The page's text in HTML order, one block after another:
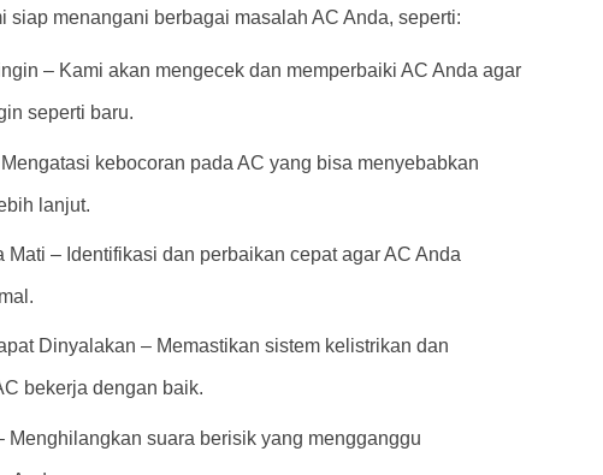
siap menangani berbagai masalah AC Anda, seperti:
– Kami akan mengecek dan memperbaiki AC Anda agar
seperti baru.
kebocoran pada AC yang bisa menyebabkan
lanjut.
Mati – Identifikasi dan perbaikan cepat agar AC Anda
Dinyalakan – Memastikan sistem kelistrikan dan
bekerja dengan baik.
Menghilangkan suara berisik yang mengganggu